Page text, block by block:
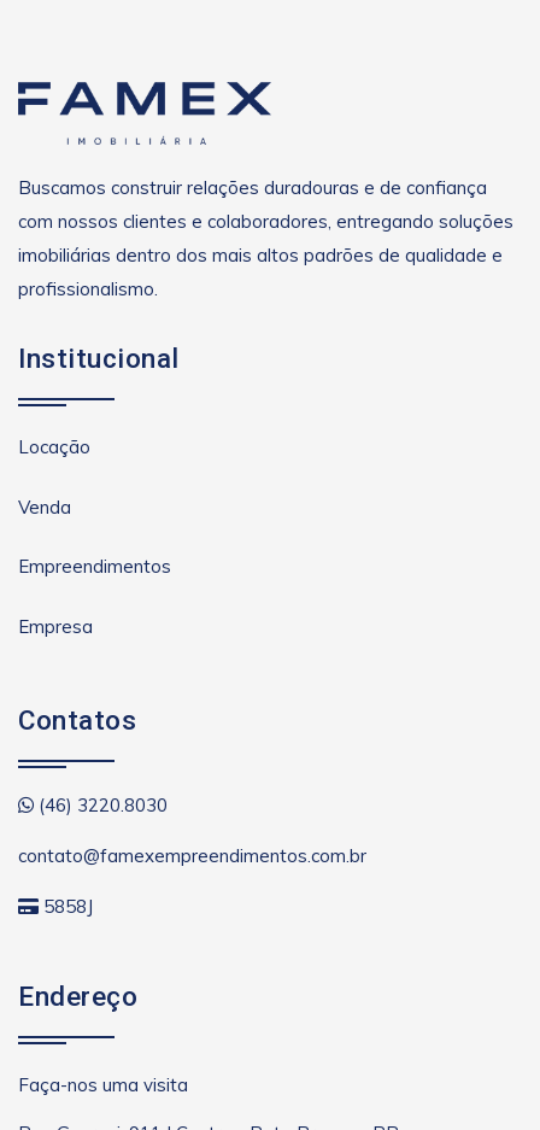
Buscamos construir relações duradouras e de confiança
com nossos clientes e colaboradores, entregando soluções
imobiliárias dentro dos mais altos padrões de qualidade e
profissionalismo.
Institucional
Locação
Venda
Empreendimentos
Empresa
Contatos
(46) 3220.8030
contato@famexempreendimentos.com.br
5858J
Endereço
Faça-nos uma visita